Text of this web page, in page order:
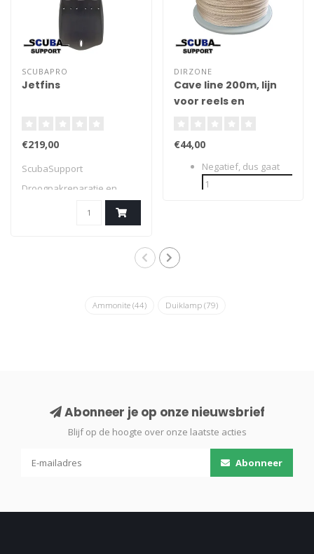
SCUBAPRO
Jetfins
€219,00
ScubaSupport
Droogpakreparatie en
DIRZONE
Cave line 200m, lijn
voor reels en
€44,00
Negatief, dus gaat
Ammonite (44) Duiklamp (79)
Abonneer je op onze nieuwsbrief
Blijf op de hoogte over onze laatste acties
Abonneer